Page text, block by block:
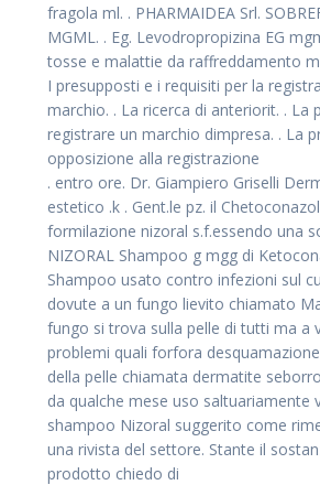
fragola ml. . PHARMAIDEA Srl.
MGML. . Eg. Levodropropizina EG
tosse e malattie da raffreddamento
I presupposti e i requisiti per la
marchio. . La ricerca di anteriorit. . La
registrare un marchio dimpresa. . La
opposizione alla registrazione
. entro ore. Dr. Giampiero Griselli
estetico .k . Gent.le pz. il
formilazione nizoral s.f.essendo una
NIZORAL Shampoo g mgg di
Shampoo usato contro infezioni sul
dovute a un fungo lievito chiamato
fungo si trova sulla pelle di tutti ma a
problemi quali forfora
della pelle chiamata dermatite
da qualche mese uso saltuariamente
shampoo Nizoral suggerito come
una rivista del settore. Stante il
prodotto chiedo di